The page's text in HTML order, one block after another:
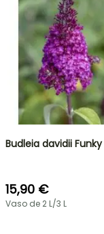
Budleia davidii
15,90 €
Vaso de 2 L/3 L